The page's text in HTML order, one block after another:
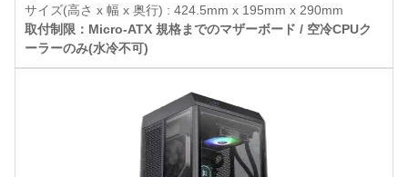
サイズ(高さ x 幅 x 奥行) : 424.5mm x 195mm x 290mm
取付制限：Micro-ATX 規格までのマザーボード / 空冷CPUク
ーラーのみ(水冷不可)